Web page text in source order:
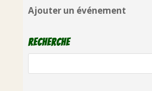
Ajouter un événement
Recherche